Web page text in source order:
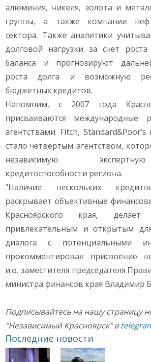
алюминия, никеля, золота и
группы, а также компании
сектора. Также аналитики
долговой нагрузки за счет
баланса и прогнозируют
роста долга и возможную
бюджетных кредитов.
Напомним, с 2007 года
присваиваются международные
агентствами: Fitch,
стало четвертым агентством,
независимую
кредитоспособности региона.
"Наличие нескольких
раскрывает объективные
Красноярского края,
привлекательным и открытым
диалога с потенциальными
прокомментировал присвоение
и.о. заместителя председателя
министра финансов края Владимир
Подписывайтесь на нашу страницу
"Независимый Красноярск" в
Последние новости